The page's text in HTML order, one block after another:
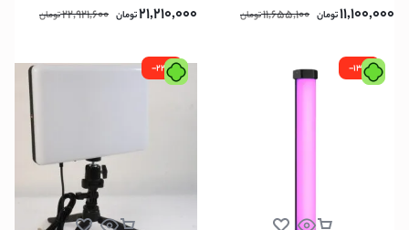
11,100,000تومان 11,655,100تومان 21,210,000تومان 22,921,600تومان
-13%
-22%